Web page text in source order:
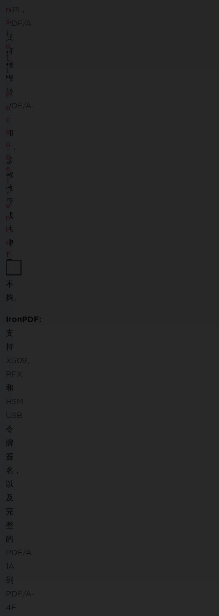
n
s
t
a
-
P
a
c
k
a
g
e
r
o
n
P
d
f
API，
PDF/A
支
持
僅
限
於
PDF/A-
2
和
3，
多
數
政
府
或
法
律
合
不
夠。
IronPDF:
支
持
X509、
PFX
和
HSM
USB
令
牌
簽
名，
以
及
完
整
的
PDF/A-
1A
到
PDF/A-
4F